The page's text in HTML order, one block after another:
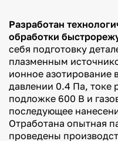
Разработан
обработки
себя подготовку
плазменным
ионное азотирование
давлении 0.4 Па, токе
подложке 600 В и
последующее
Отработана опытная
проведены
иностранных
студентов
Связь
поколений,
духовные
ценности
гражданской
идентичности